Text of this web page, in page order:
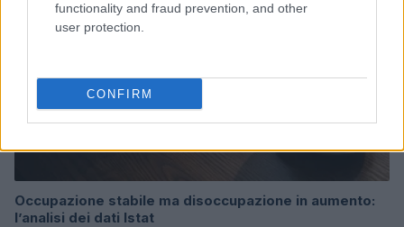
functionality and fraud prevention, and other
user protection.
CONFIRM
Occupazione stabile ma disoccupazione in aumento:
l’analisi dei dati Istat